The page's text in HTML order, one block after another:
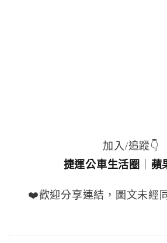
加入/追蹤👇
捷運公車生活圈
蘋
❤️歡迎分享連結，圖文未經